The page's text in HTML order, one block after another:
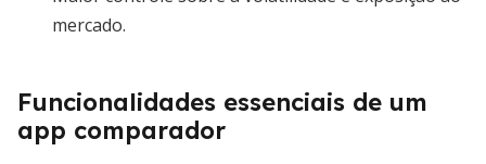
mercado.
Funcionalidades essenciais de um
app comparador